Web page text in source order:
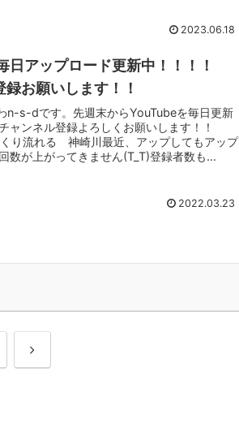
2023.06.18
アップロード更新中！！！！
お願いします！！
n-s-dです。先週末からYouTubeを毎日更新
ャンネル登録よろしくお願いします！！
り流れる 神崎川最近、アップしてもアップ
数が上がってきません(T_T)登録者数も...
2022.03.23
次